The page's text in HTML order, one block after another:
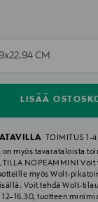
CM
LISÄÄ
TOIMITUS 1-
on myös tavarataloista
NOPEAMMIN!
myös Wolt-
Voit tehdä Wolt-
12–16.30, tuotteen